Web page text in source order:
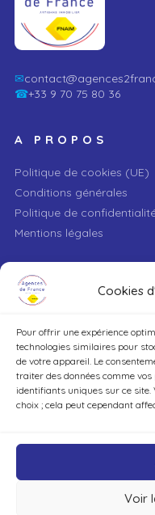
Cookies
Pour offrir une expérience
technologies similaires pour
de votre appareil. Le
traiter des données comme
identifiants uniques sur ce
choix ; cela peut cependant
Voir
✉
☎+33 9 70 75 80 36
A PROPOS
Politique de cookies (UE)
Conditions générales
Politique de
Mentions légales
VILLE
TYPE DE BIEN
DÉCOUVRIR